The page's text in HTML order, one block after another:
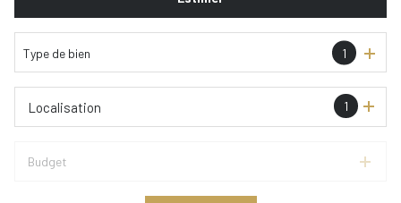
Type de bien 1
1
Localisation
Budget